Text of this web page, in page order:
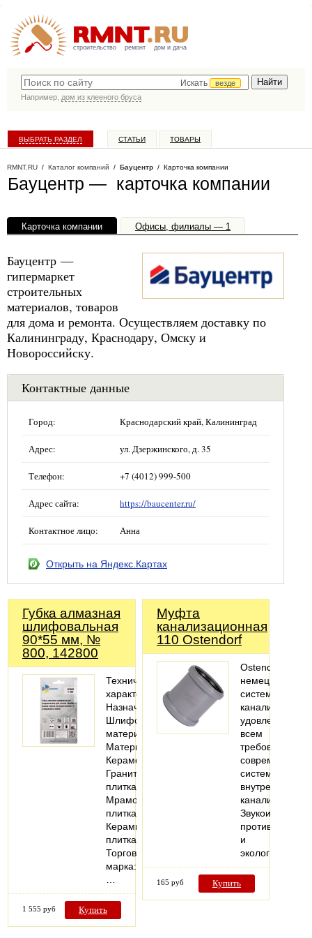
строительство ремонт дом и дача
Искать
везде
Например, дом из клееного бруса
ВЫБРАТЬ РАЗДЕЛ СТАТЬИ ТОВАРЫ
RMNT.RU / Каталог компаний / Бауцентр / Карточка компании
Бауцентр — карточка компании
Карточка компании Офисы, филиалы — 1
Бауцентр —
гипермаркет
строительных
материалов, товаров
для дома и ремонта. Осуществляем доставку по
Калининграду, Краснодару, Омску и
Новороссийску.
Контактные данные
Город: Краснодарский край, Калининград
Адрес: ул. Дзержинского, д. 35
Телефон: +7 (4012) 999-500
Адрес сайта: https://baucenter.ru/
Контактное лицо: Анна
Открыть на Яндекс.Картах
Губка алмазная
шлифовальная
90*55 мм, №
800, 142800
Технические
характеристики
Назначение:
Шлифовать
материал
Материалы:
Керамогранит;
Гранитная
плитка;
Мраморная
плитка;
Керамическая
плитка
Торговая
марка:
1 555 руб Купить
Муфта
канализационная
110 Ostendorf
Ostendorf-
немецкая
система
канализации,
всем
требованиям
современных
систем
внутренней
канализации.
Звукоизоляция,
и
165 руб Купить